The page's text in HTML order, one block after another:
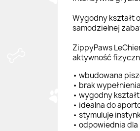
Wygodny kształt
samodzielnej
ZippyPaws
aktywność
• wbudowana
• brak
• wygodny
• idealna do
• stymuluje
• odpowiednia